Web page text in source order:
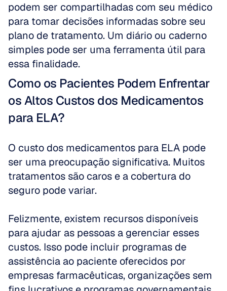
podem ser compartilhadas com seu médico
para tomar decisões informadas sobre seu
plano de tratamento. Um diário ou caderno
simples pode ser uma ferramenta útil para
essa finalidade.
Como os Pacientes Podem Enfrentar
os Altos Custos dos Medicamentos
para ELA?
O custo dos medicamentos para ELA pode
ser uma preocupação significativa. Muitos
tratamentos são caros e a cobertura do
seguro pode variar.
Felizmente, existem recursos disponíveis
para ajudar as pessoas a gerenciar esses
custos. Isso pode incluir programas de
assistência ao paciente oferecidos por
empresas farmacêuticas, organizações sem